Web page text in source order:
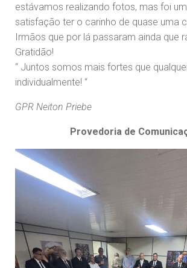
estávamos realizando fotos, mas foi
satisfação ter o carinho de quase uma
Irmãos que por lá passaram ainda que
Gratidão!
“ Juntos somos mais fortes que
individualmente! “
GPR Neiton Priebe
Provedoria de